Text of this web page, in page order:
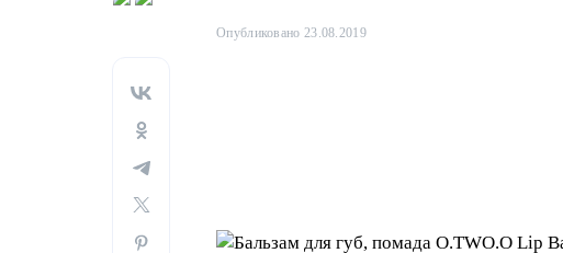
Опубликовано 23.08.2019